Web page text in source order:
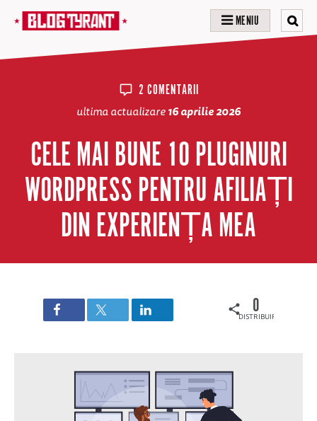
MENIU
2 COMENTARII
ultima actualizare16 aprilie 2026
CELE MAI BUNE 10 PLUGINURI
WORDPRESS PENTRU AFILIAȚI
DIN EXPERIENȚA MEA
DISTRIBUIRI
0